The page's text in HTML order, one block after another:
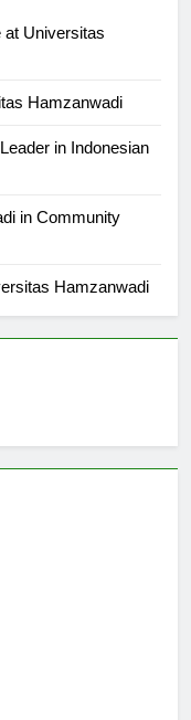
Universitas
in Indonesian
in Community